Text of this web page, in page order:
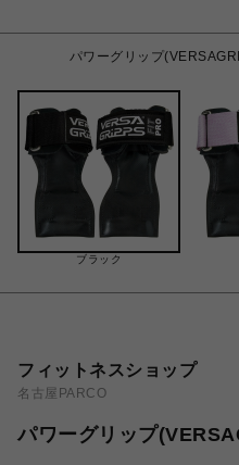
パワーグリップ
ブラック
フィットネスショップ
名古屋PARCO
パワーグリップ